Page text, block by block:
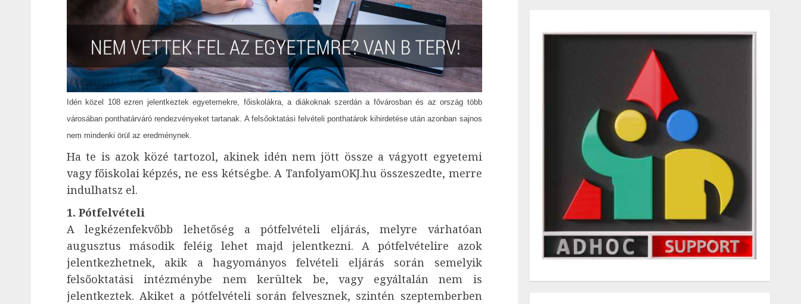
Idén közel 108 ezren jelentkeztek egyetemekre, főiskolákra, a diákoknak szerdán a fővárosban és az ország több
városában ponthatárváró rendezvényeket tartanak. A felsőoktatási felvételi ponthatárok kihirdetése után azonban sajnos
nem mindenki örül az eredménynek.
Ha te is azok közé tartozol, akinek idén nem jött össze a vágyott egyetemi
vagy főiskolai képzés, ne ess kétségbe. A TanfolyamOKJ.hu összeszedte, merre
indulhatsz el.
1. Pótfelvételi
A legkézenfekvőbb lehetőség a pótfelvételi eljárás, melyre várhatóan
augusztus második feléig lehet majd jelentkezni. A pótfelvételire azok
jelentkezhetnek, akik a hagyományos felvételi eljárás során semelyik
felsőoktatási intézménybe nem kerültek be, vagy egyáltalán nem is
jelentkeztek. Akiket a pótfelvételi során felvesznek, szintén szeptemberben